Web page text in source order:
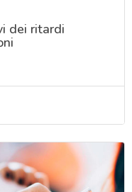
dei ritardi